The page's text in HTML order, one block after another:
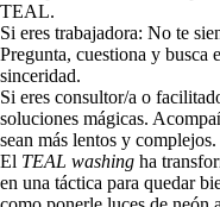
TEAL.
Si eres trabajadora: No te
Pregunta, cuestiona y busca
sinceridad.
Si eres consultor/a o
soluciones mágicas.
sean más lentos y complejos.
El TEAL washing ha
en una táctica para quedar